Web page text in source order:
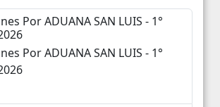
26 27 28 29
1
Por ADUANA SAN LUIS - 1°
Por ADUANA SAN LUIS - 1°